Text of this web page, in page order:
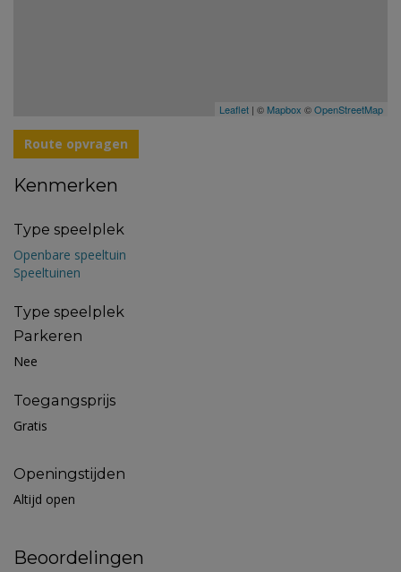
Leaflet | © Mapbox ©OpenStreetMap
Route opvragen
Kenmerken
Type speelplek
Openbare speeltuin
Speeltuinen
Type speelplek
Parkeren
Nee
Toegangsprijs
Gratis
Openingstijden
Altijd open
Beoordelingen